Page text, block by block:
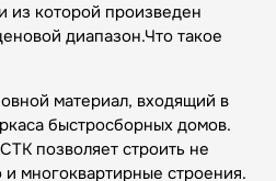
из которой произведен
диапазон.Что такое
материал, входящий в
быстросборных домов.
позволяет строить не
многоквартирные строения.